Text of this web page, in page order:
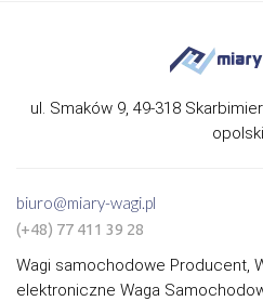
ul. Smaków 9, 49-318
biuro@miary-wagi.pl
(+48) 77 411 39 28
Wagi samochodowe Producent,
elektroniczne Waga